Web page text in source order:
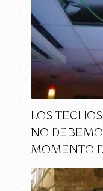
LOS
NO
MOMENTO